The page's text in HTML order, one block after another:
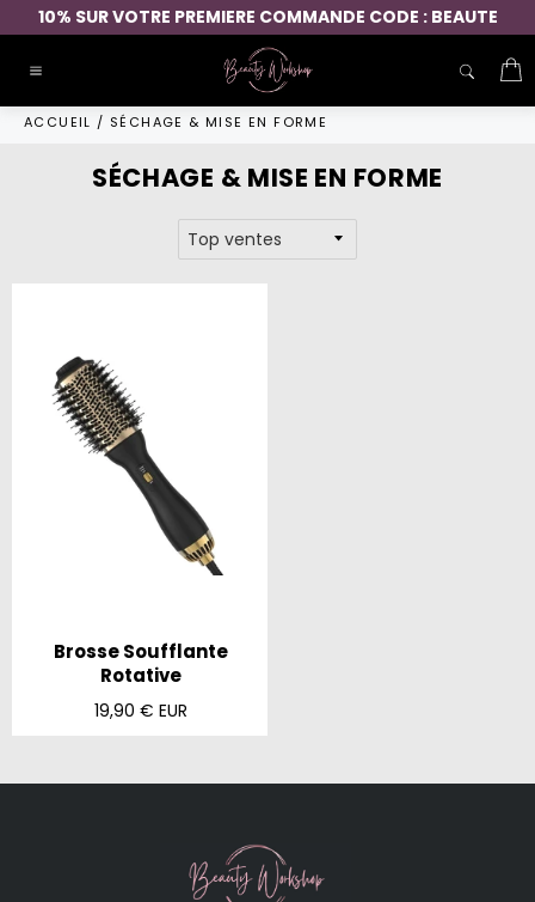
Passer
au
10% SUR VOTRE PREMIERE COMMANDE CODE : BEAUTE
ACCUEIL / SÉCHAGE & MISE EN FORME
SÉCHAGE & MISE EN FORME
Brosse Soufflante
Rotative
Prix
19,90 € EUR